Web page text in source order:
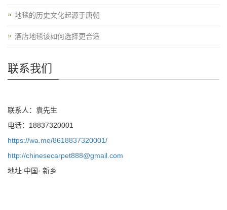
地毯的历史文化起源于唐朝
酒店地毯该如何选择更合适
联系我们
联系人：袁先生
电话：18837320001
https://wa.me/8618837320001/
http://chinesecarpet888@gmail.com
地址:中国· 新乡